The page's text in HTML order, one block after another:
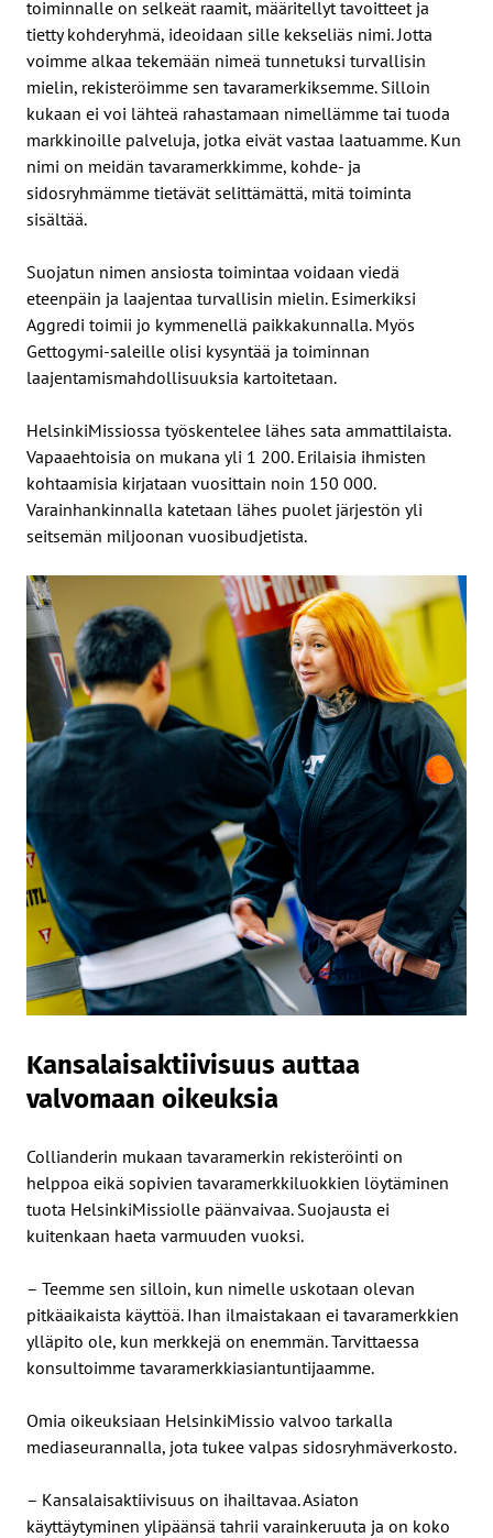
toiminnalle on selkeät raamit, määritellyt tavoitteet ja
tietty kohderyhmä, ideoidaan sille kekseliäs nimi. Jotta
voimme alkaa tekemään nimeä tunnetuksi turvallisin
mielin, rekisteröimme sen tavaramerkiksemme. Silloin
kukaan ei voi lähteä rahastamaan nimellämme tai tuoda
markkinoille palveluja, jotka eivät vastaa laatuamme. Kun
nimi on meidän tavaramerkkimme, kohde- ja
sidosryhmämme tietävät selittämättä, mitä toiminta
sisältää.
Suojatun nimen ansiosta toimintaa voidaan viedä
eteenpäin ja laajentaa turvallisin mielin. Esimerkiksi
Aggredi toimii jo kymmenellä paikkakunnalla. Myös
Gettogymi-saleille olisi kysyntää ja toiminnan
laajentamismahdollisuuksia kartoitetaan.
HelsinkiMissiossa työskentelee lähes sata ammattilaista.
Vapaaehtoisia on mukana yli 1 200. Erilaisia ihmisten
kohtaamisia kirjataan vuosittain noin 150 000.
Varainhankinnalla katetaan lähes puolet järjestön yli
seitsemän miljoonan vuosibudjetista.
Kansalaisaktiivisuus auttaa
valvomaan oikeuksia
Collianderin mukaan tavaramerkin rekisteröinti on
helppoa eikä sopivien tavaramerkkiluokkien löytäminen
tuota HelsinkiMissiolle päänvaivaa. Suojausta ei
kuitenkaan haeta varmuuden vuoksi.
– Teemme sen silloin, kun nimelle uskotaan olevan
pitkäaikaista käyttöä. Ihan ilmaistakaan ei tavaramerkkien
ylläpito ole, kun merkkejä on enemmän. Tarvittaessa
konsultoimme tavaramerkkiasiantuntijaamme.
Omia oikeuksiaan HelsinkiMissio valvoo tarkalla
mediaseurannalla, jota tukee valpas sidosryhmäverkosto.
– Kansalaisaktiivisuus on ihailtavaa. Asiaton
käyttäytyminen ylipäänsä tahrii varainkeruuta ja on koko